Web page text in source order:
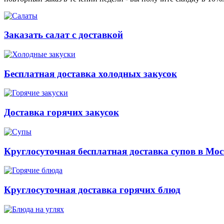
Заказать салат с доставкой
Бесплатная доставка холодных закусок
Доставка горячих закусок
Круглосуточная бесплатная доставка супов в
Круглосуточная доставка горячих блюд